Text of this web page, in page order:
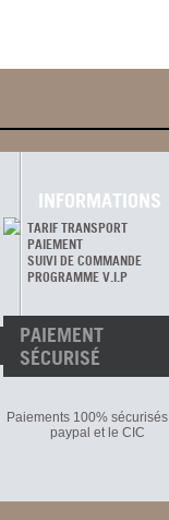
INFORMATIONS
TARIF TRANSPORT
PAIEMENT
SUIVI DE COMMANDE
PROGRAMME V.I.P
PAIEMENT
SÉCURISÉ
Paiements 100%
paypal et le CIC